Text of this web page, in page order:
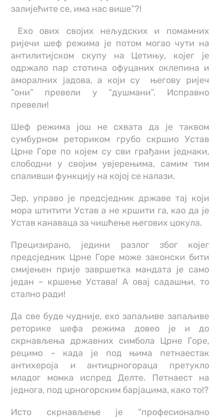
залијећите се, има нас више”?!
Ехо ових својих нељудских и помамних
ријечи шеф режима је потом могао чути на
антилитијском скупу на Цетињу, којег је
одржало пар стотина офуцаних оклепина и
аморалних јадова, а који су његову ријеч
“они” превели у “душмани”. Исправно
превели!
Шеф режима још не схвата да је таквом
сумбурном реториком грубо скршио Устав
Црне Горе по којем су сви грађани једнаки,
слободни у својим увјерењима, самим тим
спаливши функцију на којој се налази.
Јер, управо је предсједник државе тај који
мора штитити Устав а не кршити га, као да је
Устав канаваца за чишћење његових цокула.
Прецизирано, једини разлог због којег
предсједник Црне Горе може законски бити
смијењен прије завршетка мандата је само
један – кршење Устава! А овај садашњи, то
стално ради!
Да све буде чудније, ехо запаљиве запаљиве
реторике шефа режима довео је и до
скрнављења државних симбола Црне Горе,
рецимо – када је под њима петнаестак
антихероја и антицрногораца претукло
младог момка испред Делте. Петнаест на
једнога, под црногорским барјацима, како то!?
Исто скрнављење је “професионално